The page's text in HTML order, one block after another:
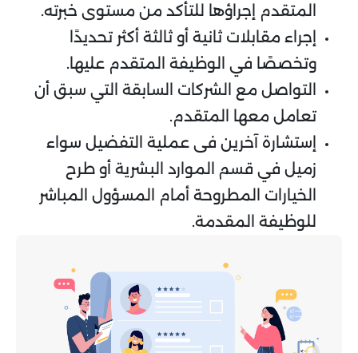
المتقدم إجراؤها للتأكد من مستوى خبرته.
إجراء مقابلات ثانية أو ثالثة أكثر تحديدًا
وتخصصًا في الوظيفة المتقدم عليها.
التواصل مع الشركات السابقة التي سبق أن
تعامل معها المتقدم.
إستشارة آخرين فى عملية التفضيل سواء
زميل في قسم الموارد البشرية أو طرح
الخيارات المطروحة أمام المسؤول المباشر
للوظيفة المقدمة.